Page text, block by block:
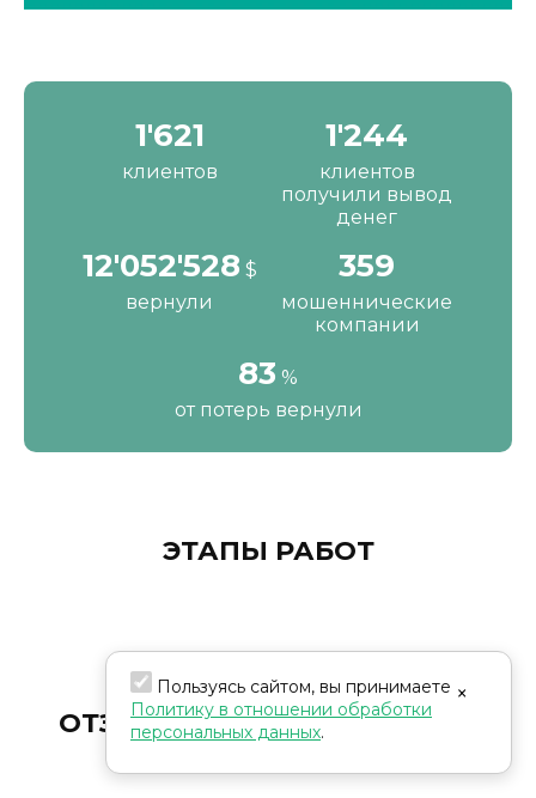
2'190
клиентов
1'680
клиентов
получили вывод
денег
16'287'200 $
вернули
484
мошеннические
компании
111 %
от потерь вернули
ЭТАПЫ РАБОТ
ОТЗЫВЫ НАШИХ КЛИЕНТОВ
×
Пользуясь сайтом, вы принимаете
Политику в отношении обработки
персональных данных.